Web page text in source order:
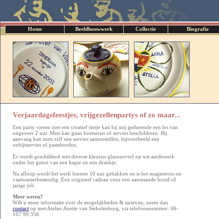
Home Beeldhouwwerk Collectie Biografie
Verjaardagsfeestjes, vrijgezellenpartys of zo maar...
Een party vieren met een creatief tintje kan bij mij gedurende een les van
ongeveer 2 uur. Men kan gaan boetseren of servies beschilderen. Bij
aanvang kan men zelf een servies samenstellen, bijvoorbeeld een
onbijtservies of pastaborden.
Er wordt geschilderd met diverse kleuren glazuurverf op wit aardewerk
onder het genot van een hapje en een drankje.
Na afloop wordt het werk binnen 10 uur gebakken en is het magnetron-en
vaatwasserbestendig. Een origineel cadeau voor een aanstaande bruid of
jarige job.
Meer weten?
Wilt u meer informatie over de mogelijkheden & tarieven, neem dan
contact op met Atelier Anette van Stekelenburg, via telefoonnummer: 06-
107 99 356.